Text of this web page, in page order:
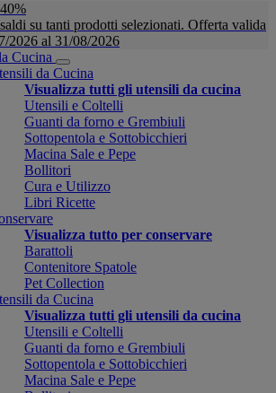
su tanti prodotti selezionati. Offerta valida
2026 al 31/08/2026
Cucina
da Cucina
Visualizza tutti gli utensili da cucina
Utensili e Coltelli
Guanti da forno e Grembiuli
Sottopentola e Sottobicchieri
Macina Sale e Pepe
Bollitori
Cura e Utilizzo
Libri Ricette
Visualizza tutto per conservare
Barattoli
Contenitore Spatole
Pet Collection
da Cucina
Visualizza tutti gli utensili da cucina
Utensili e Coltelli
Guanti da forno e Grembiuli
Sottopentola e Sottobicchieri
Macina Sale e Pepe